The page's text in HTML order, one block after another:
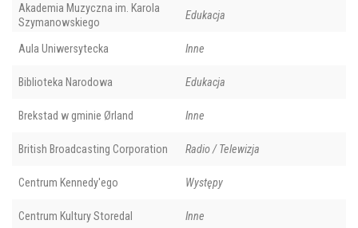
Akademia Muzyczna im. Karola
Szymanowskiego
Edukacja
Aula Uniwersytecka Inne
Biblioteka Narodowa Edukacja
Brekstad w gminie Ørland Inne
British Broadcasting Corporation Radio / Telewizja
Centrum Kennedy'ego Występy
Centrum Kultury Storedal Inne